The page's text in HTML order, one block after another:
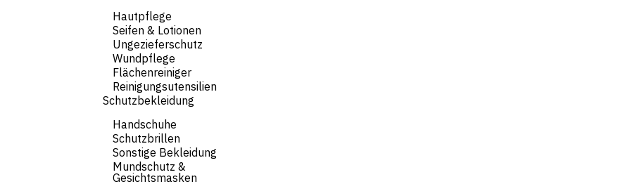
Hautpflege
Seifen & Lotionen
Ungezieferschutz
Wundpflege
Flächenreiniger
Reinigungsutensilien
Schutzbekleidung
Handschuhe
Schutzbrillen
Sonstige Bekleidung
Mundschutz &
Gesichtsmasken